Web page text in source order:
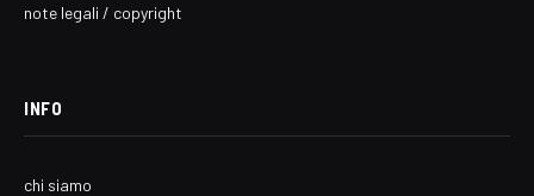
note legali / copyright
INFO
chi siamo